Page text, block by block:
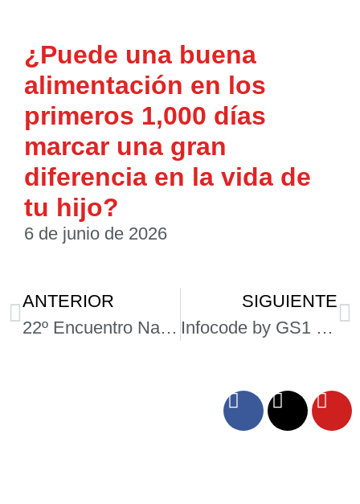
¿Puede una buena
alimentación en los
primeros 1,000 días
marcar una gran
diferencia en la vida de
tu hijo?
6 de junio de 2026
ANTERIOR
22º Encuentro Nacional de Yoga tiene como objetivo reafirmar papel de esta práctica como un pilar del bienestar en México
SIGUIENTE
Infocode by GS1 Mexico receives “Made in Mexico” seal at Fábrica de Negocio CDMX 2025